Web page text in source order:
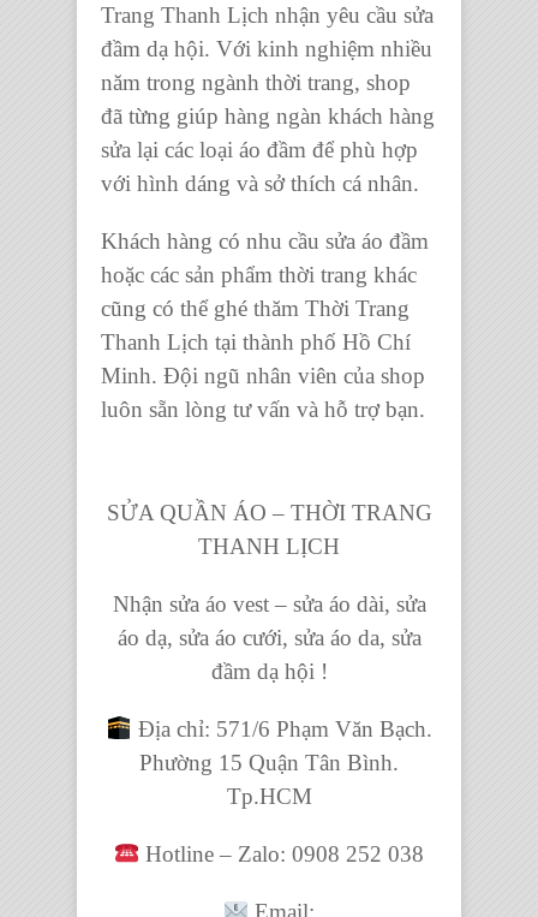
Trang Thanh Lịch nhận yêu cầu sửa
đầm dạ hội. Với kinh nghiệm nhiều
năm trong ngành thời trang, shop
đã từng giúp hàng ngàn khách hàng
sửa lại các loại áo đầm để phù hợp
với hình dáng và sở thích cá nhân.
Khách hàng có nhu cầu sửa áo đầm
hoặc các sản phẩm thời trang khác
cũng có thể ghé thăm Thời Trang
Thanh Lịch tại thành phố Hồ Chí
Minh. Đội ngũ nhân viên của shop
luôn sẵn lòng tư vấn và hỗ trợ bạn.
SỬA QUẦN ÁO – THỜI TRANG
THANH LỊCH
Nhận sửa áo vest – sửa áo dài, sửa
áo dạ, sửa áo cưới, sửa áo da, sửa
đầm dạ hội !
Địa chỉ: 571/6 Phạm Văn Bạch.
Phường 15 Quận Tân Bình.
Tp.HCM
Hotline – Zalo: 0908 252 038
Email: